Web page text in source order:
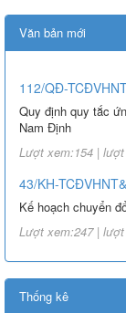
Văn bản mới
112/QĐ-
Quy định quy tắc
Nam Định
Lượt xem:154 |
43/KH-
Kế hoạch chuyển
Lượt xem:247 |
238/2025/NĐ-CP
Quy định về chính
chi phí học tập và
Thống kê